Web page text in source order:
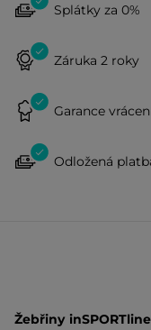
Splátky za 0%
Záruka 2 roky
Garance
Odložená
Žebřiny